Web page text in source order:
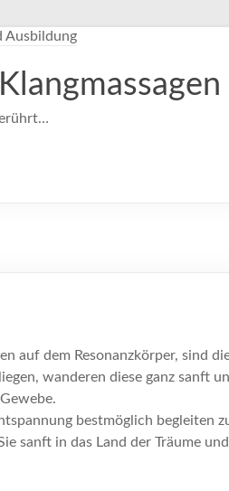
auf dem Resonanzkörper, sind
wanderen diese ganz sanft
bestmöglich begleiten
sanft in das Land der Träume